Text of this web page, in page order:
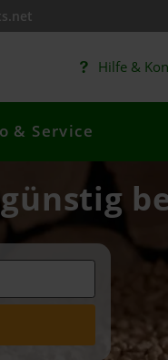
Hilfe &
& Service